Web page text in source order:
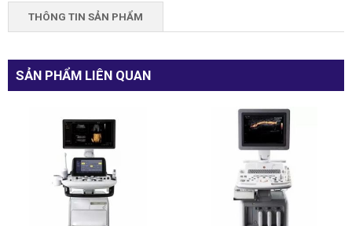
THÔNG TIN SẢN PHẨM
SẢN PHẨM LIÊN QUAN